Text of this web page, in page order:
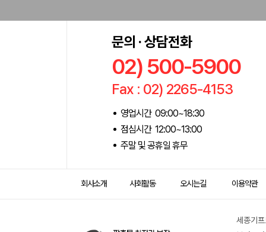
문의 · 상담전화
02) 500-5900
Fax : 02) 2265-4153
영업시간 09:00~18:30
점심시간 12:00~13:00
주말 및 공휴일 휴무
회사소개 사회활동 오시는길 이용약관
세종기